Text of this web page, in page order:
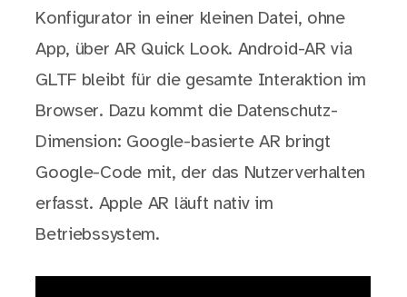
Konfigurator in einer kleinen Datei, ohne
App, über AR Quick Look. Android-AR via
GLTF bleibt für die gesamte Interaktion im
Browser. Dazu kommt die Datenschutz-
Dimension: Google-basierte AR bringt
Google-Code mit, der das Nutzerverhalten
erfasst. Apple AR läuft nativ im
Betriebssystem.